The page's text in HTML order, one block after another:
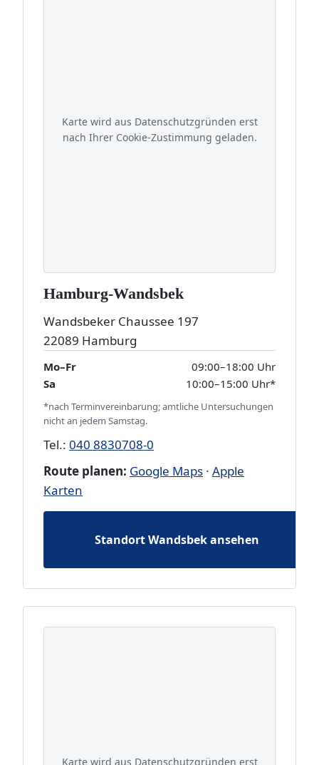
Karte wird aus Datenschutzgründen erst
nach Ihrer Cookie-Zustimmung geladen.
Hamburg-Wandsbek
Wandsbeker Chaussee 197
22089 Hamburg
Mo–Fr
09:00–18:00 Uhr
Sa
10:00–15:00 Uhr*
*nach Terminvereinbarung; amtliche Untersuchungen
nicht an jedem Samstag.
Tel.: 040 8830708-0
Route planen: Google Maps · Apple
Karten
Standort Wandsbek ansehen
Karte wird aus Datenschutzgründen erst